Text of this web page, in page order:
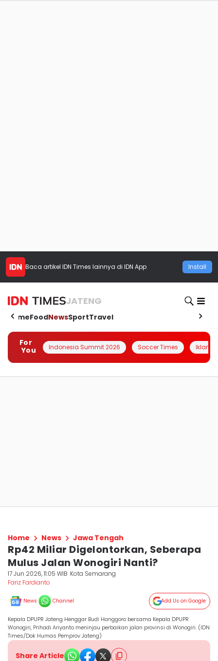
Baca artikel IDN Times lainnya di IDN App Install
JATENG
HomeFoodNewsSportTravel
For
You
Indonesia Summit 2026 Soccer Times Iklanin
Home News Jawa Tengah
Rp42 Miliar Digelontorkan, Seberapa
Mulus Jalan Wonogiri Nanti?
17 Jun 2026, 11:05 WIB Kota Semarang
Fariz Fardianto
News Channel Add Us on Google
Kepala DPUPR Jateng Henggar Budi Hanggoro bersama Kepala DPUPR
Wonogiri, Prihadi Ariyanto meninjau perbaikan jalan provinsi di Wonogiri. (IDN
Times/Dok Humas Pemprov Jateng)
Share Article